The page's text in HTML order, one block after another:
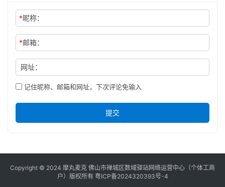
*昵称：
*邮箱：
网址：
记住昵称、邮箱和网址，下次评论免输入
提交
Copyright © 2024 摩丸麦克 佛山市禅城区数域驿站网络运营中心（个体工商
户）版权所有 粤ICP备2024320393号-4